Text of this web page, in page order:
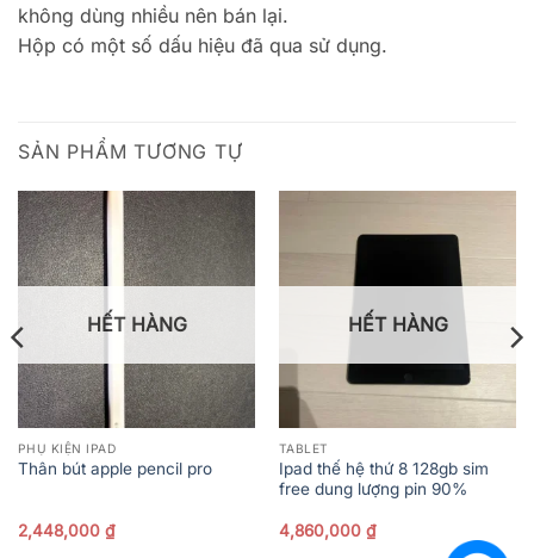
không dùng nhiều nên bán lại.
Hộp có một số dấu hiệu đã qua sử dụng.
SẢN PHẨM TƯƠNG TỰ
HẾT HÀNG
PHỤ KIỆN IPAD
Thân bút apple pencil pro
2,448,000 ₫
HẾT HÀNG
TABLET
Ipad thế hệ thứ 8 128gb sim
free dung lượng pin 90%
4,860,000 ₫